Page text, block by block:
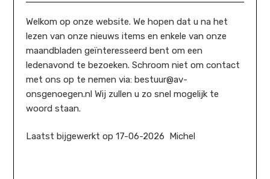
Welkom op onze website. We hopen dat u na het
lezen van onze nieuws items en enkele van onze
maandbladen geïnteresseerd bent om een
ledenavond te bezoeken. Schroom niet om contact
met ons op te nemen via: bestuur@av-
onsgenoegen.nl Wij zullen u zo snel mogelijk te
woord staan.
Laatst bijgewerkt op 17-06-2026 Michel